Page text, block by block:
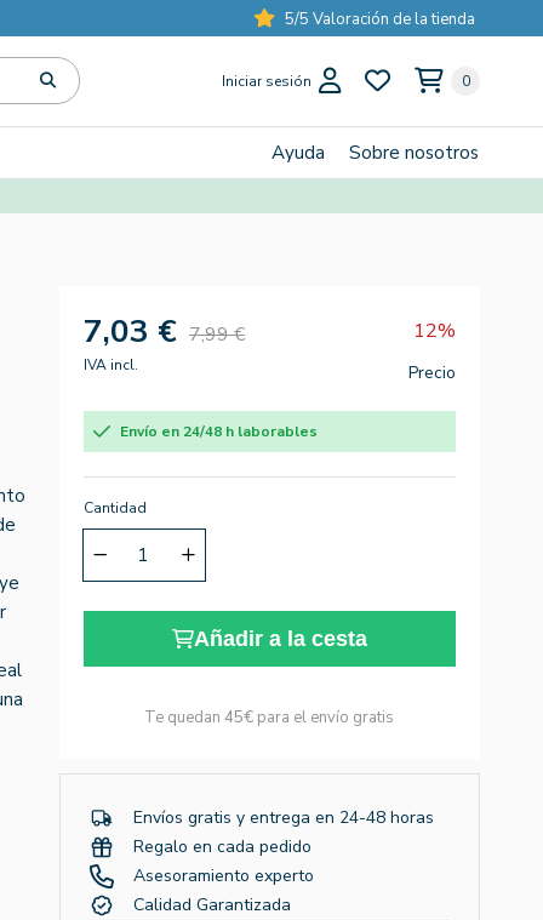
5/5 Valoración de la tienda
Iniciar sesión 0
Ayuda Sobre nosotros
7,03 € 7,99 € 12%
IVA incl. Precio
Envío en 24/48 h laborables
Cantidad
Añadir a la cesta
Te quedan 45€ para el envío gratis
Envíos gratis y entrega en 24-48 horas
Regalo en cada pedido
Asesoramiento experto
Calidad Garantizada